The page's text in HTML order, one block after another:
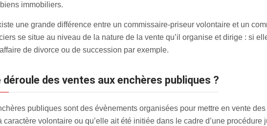
immobiliers.
une grande différence entre un commissaire-priseur volontaire et un
se situe au niveau de la nature de la vente qu’il organise et dirige : si
de divorce ou de succession par exemple.
déroule des ventes aux enchères publiques ?
publiques sont des évènements organisées pour mettre en vente
caractère volontaire ou qu’elle ait été initiée dans le cadre d’une